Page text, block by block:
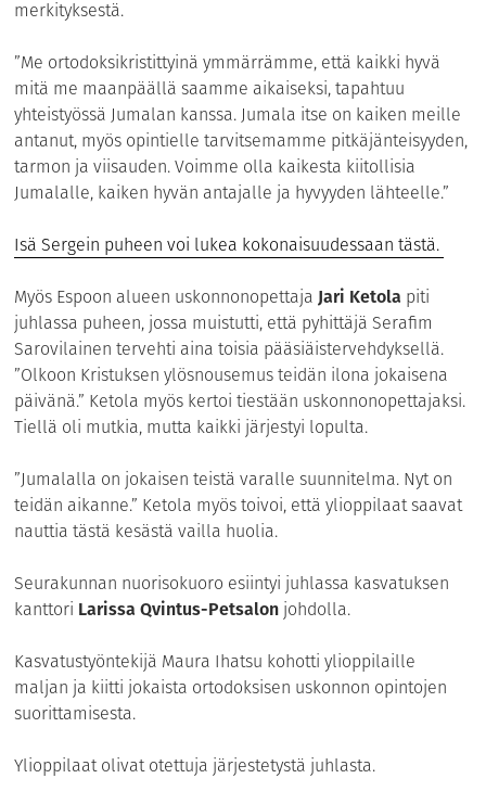
merkityksestä.
”Me ortodoksikristittyinä ymmärrämme, että kaikki hyvä
mitä me maanpäällä saamme aikaiseksi, tapahtuu
yhteistyössä Jumalan kanssa. Jumala itse on kaiken meille
antanut, myös opintielle tarvitsemamme pitkäjänteisyyden,
tarmon ja viisauden. Voimme olla kaikesta kiitollisia
Jumalalle, kaiken hyvän antajalle ja hyvyyden lähteelle.”
Isä Sergein puheen voi lukea kokonaisuudessaan tästä.
Myös Espoon alueen uskonnonopettajaJari Ketola piti
juhlassa puheen, jossa muistutti, että pyhittäjä Serafim
Sarovilainen tervehti aina toisia pääsiäistervehdyksellä.
”Olkoon Kristuksen ylösnousemus teidän ilona jokaisena
päivänä.” Ketola myös kertoi tiestään uskonnonopettajaksi.
Tiellä oli mutkia, mutta kaikki järjestyi lopulta.
”Jumalalla on jokaisen teistä varalle suunnitelma. Nyt on
teidän aikanne.” Ketola myös toivoi, että ylioppilaat saavat
nauttia tästä kesästä vailla huolia.
Seurakunnan nuorisokuoro esiintyi juhlassa kasvatuksen
kanttori Larissa Qvintus-Petsalon johdolla.
Kasvatustyöntekijä Maura Ihatsu kohotti ylioppilaille
maljan ja kiitti jokaista ortodoksisen uskonnon opintojen
suorittamisesta.
Ylioppilaat olivat otettuja järjestetystä juhlasta.